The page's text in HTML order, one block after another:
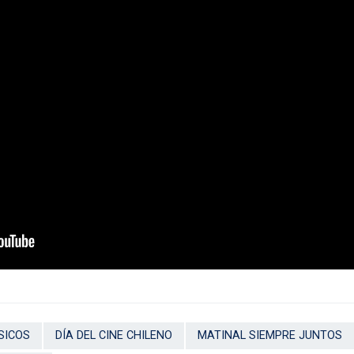
DÍA DEL CINE CHILENO MATINAL SIEMPRE JUNTOS